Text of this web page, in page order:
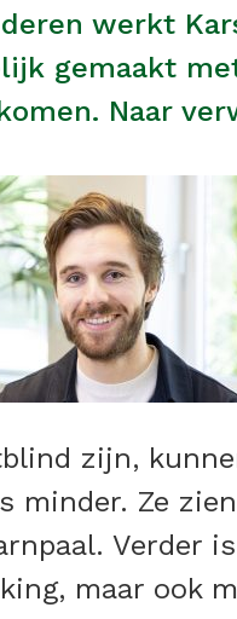
werkt
gemaakt
Naar
zijn,
minder. Ze
Verder
maar ook